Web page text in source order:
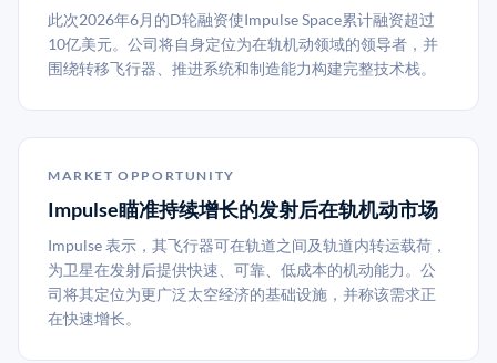
此次2026年6月的D轮融资使Impulse Space累计融资超过
10亿美元。公司将自身定位为在轨机动领域的领导者，并
围绕转移飞行器、推进系统和制造能力构建完整技术栈。
MARKET OPPORTUNITY
Impulse瞄准持续增长的发射后在轨机动市场
Impulse 表示，其飞行器可在轨道之间及轨道内转运载荷，
为卫星在发射后提供快速、可靠、低成本的机动能力。公
司将其定位为更广泛太空经济的基础设施，并称该需求正
在快速增长。